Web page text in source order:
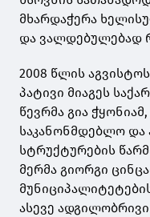
მხარდაჭერა
და ვალდებულებად
2008 წლის
პატივი მიაგეს
წევრმა გია
საკანონმდებლო
სტრუქტურების
მერმა გიორგი
ასევე